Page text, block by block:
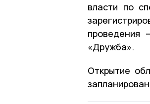
власти по
«Дружба».
Открытие